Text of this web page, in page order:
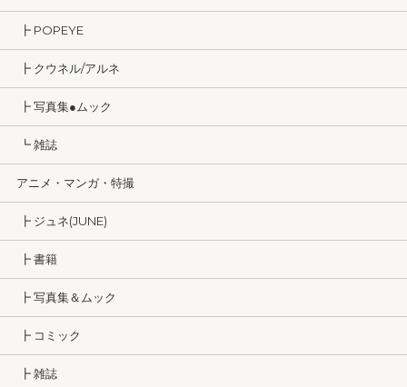
┣ POPEYE
┣ クウネル/アルネ
┣ 写真集●ムック
┗ 雑誌
アニメ・マンガ・特撮
┣ ジュネ(JUNE)
┣ 書籍
┣ 写真集＆ムック
┣ コミック
┣ 雑誌